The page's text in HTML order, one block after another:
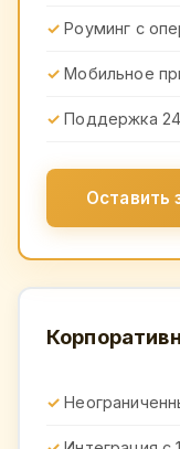
Роуминг с
Мобильное
Поддержка
Оставить